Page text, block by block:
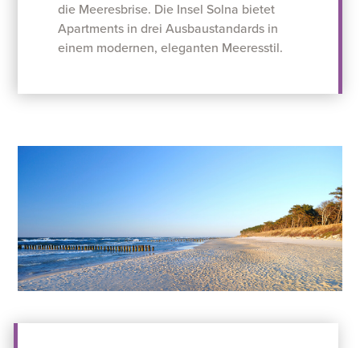
die Meeresbrise. Die Insel Solna bietet
Apartments in drei Ausbaustandards in
einem modernen, eleganten Meeresstil.